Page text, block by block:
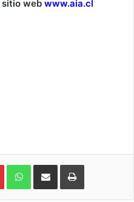
sitio web www.aia.cl
Pinterest WhatsApp